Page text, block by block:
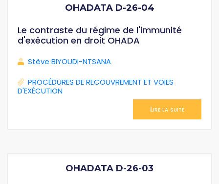
OHADATA D-26-04
Le contraste du régime de l'immunité
d'exécution en droit OHADA
Stève BIYOUDI-NTSANA
PROCÉDURES DE RECOUVREMENT ET VOIES
D'EXÉCUTION
Lire la suite
OHADATA D-26-03